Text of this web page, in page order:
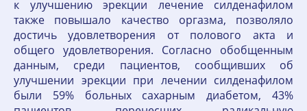
к улучшению эрекции лечение силденафилом
также повышало качество оргазма, позволяло
достичь удовлетворения от полового акта и
общего удовлетворения. Согласно обобщенным
данным, среди пациентов, сообщивших об
улучшении эрекции при лечении силденафилом
были 59% больных сахарным диабетом, 43%